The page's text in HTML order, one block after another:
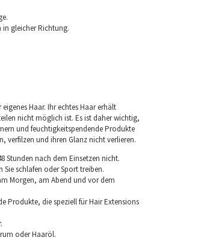
in gleicher Richtung.
Haar. Ihr echtes Haar erhält
nicht möglich ist. Es ist daher wichtig,
und feuchtigkeitspendende Produkte
verfilzen und ihren Glanz nicht verlieren.
Stunden nach dem Einsetzen nicht.
Sie schlafen oder Sport treiben.
Morgen, am Abend und vor dem
Produkte, die speziell für Hair Extensions
oder Haaröl.